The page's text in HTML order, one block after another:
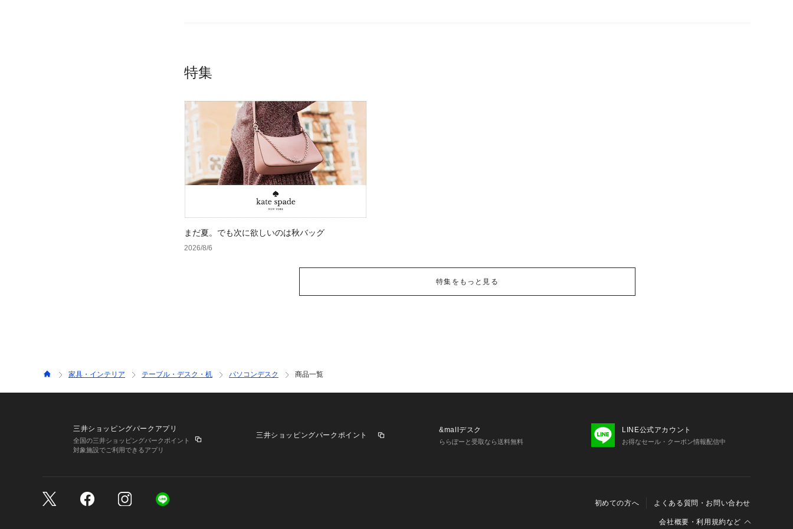
特集
まだ夏。でも次に欲しいのは秋バッグ
2026/8/6
特集をもっと見る
家具・インテリア テーブル・デスク・机 パソコンデスク 商品一覧
三井ショッピングパークアプリ
全国の三井ショッピングパークポイント
対象施設でご利用できるアプリ
三井ショッピングパークポイント
&mallデスク
ららぽーと受取なら送料無料
LINE公式アカウント
お得なセール・クーポン情報配信中
初めての方へ よくある質問・お問い合わせ
会社概要・利用規約など